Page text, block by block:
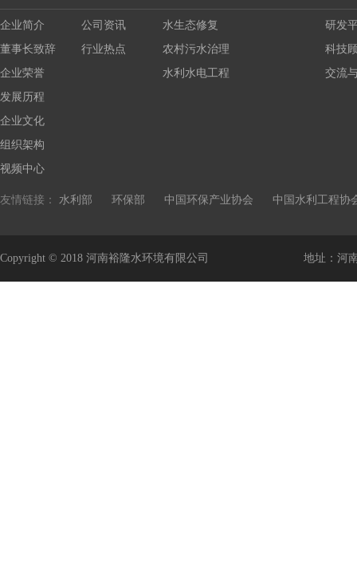
企业简介
董事长致辞
企业荣誉
发展历程
企业文化
组织架构
视频中心
公司资讯
行业热点
水生态修复
农村污水治理
水利水电工程
研发
科技
交流
友情链接： 水利部 环保部 中国环保产业协会 中国水利工程协
Copyright © 2018 河南裕隆水环境有限公司 地址：河